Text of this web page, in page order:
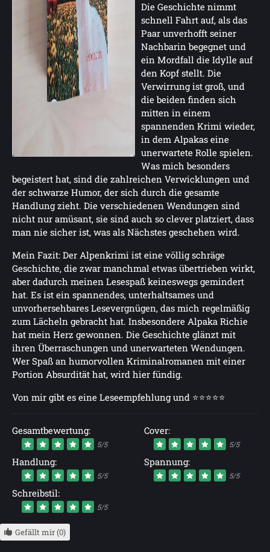
Die Geschichte nimmt
schnell Fahrt auf, als das
Paar unverhofft seiner
Nachbarin begegnet und
ein Mordfall die Idylle auf
den Kopf stellt. Die
Verwirrung ist groß, und
die beiden finden sich
mitten in einem
spannenden Krimi wieder,
in dem Alpakas eine
unerwartete Rolle spielen.
Was mich besonders
begeistert hat, sind die zahlreichen Verwicklungen und
der schwarze Humor, der sich durch die gesamte
Handlung zieht. Die verschiedenen Wendungen sind
nicht nur amüsant, sie sind auch so clever platziert, dass
man nie sicher ist, was als Nächstes geschehen wird.
Mein Fazit: Der Alpenkrimi ist eine völlig schräge
Geschichte, die zwar manchmal etwas übertrieben wirkt,
aber dadurch meinen Lesespaß keineswegs gemindert
hat. Es ist ein spannendes, unterhaltsames und
unvorhersehbares Lesevergnügen, das mich regelmäßig
zum Lächeln gebracht hat. Insbesondere Alpaka Richie
hat mein Herz gewonnen. Die Geschichte glänzt mit
ihren Überraschungen und unerwarteten Wendungen.
Wer Spaß an humorvollen Kriminalromanen mit einer
Portion Absurdität hat, wird hier fündig.
Von mir gibt es eine Leseempfehlung und ⭐⭐⭐⭐⭐
Gesamtbewertung:
5/5
Cover:
5/5
Handlung:
5/5
Spannung:
5/5
Schreibstil:
5/5
Gefällt mir (0)